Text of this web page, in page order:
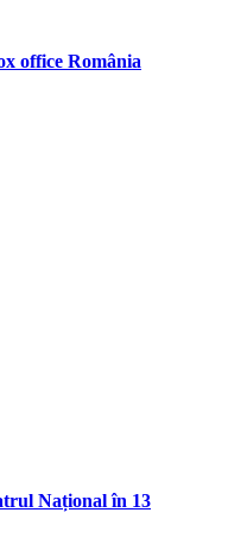
office România
Național în 13